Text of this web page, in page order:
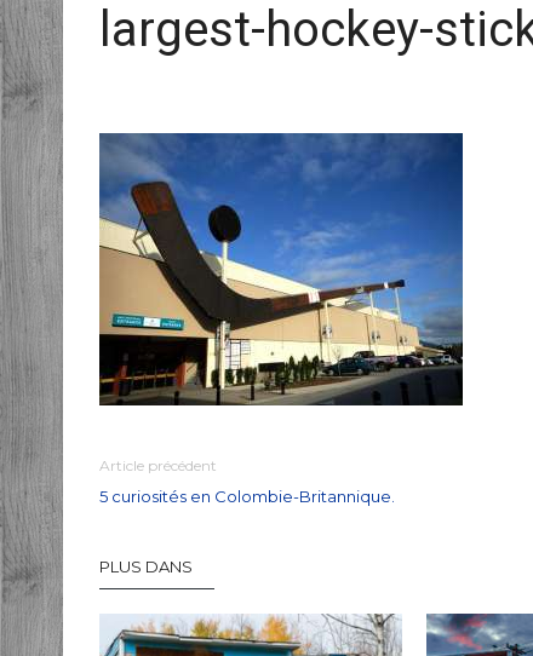
largest-hockey-
Article précédent
5 curiosités en Colombie-Britannique.
PLUS DANS